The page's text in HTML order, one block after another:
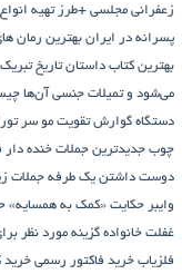
زعفرانی مجلسی +طرز تهیه
پسرانه در ایران بهترین رمان
بهترین کتاب داستان تاریخ
می‌شود و تمیلات جنسی آن‌ها
دستگاه گوارش تقویت مو سر
چوب جدیدترین جملات خنده
دوست داشتن یک طرفه جملات
وایبر حکایت «کمک به همسایه»
غفلت خانواده گزینه مورد نظر
فلزیاب خرید فاکتور رسمی خرید